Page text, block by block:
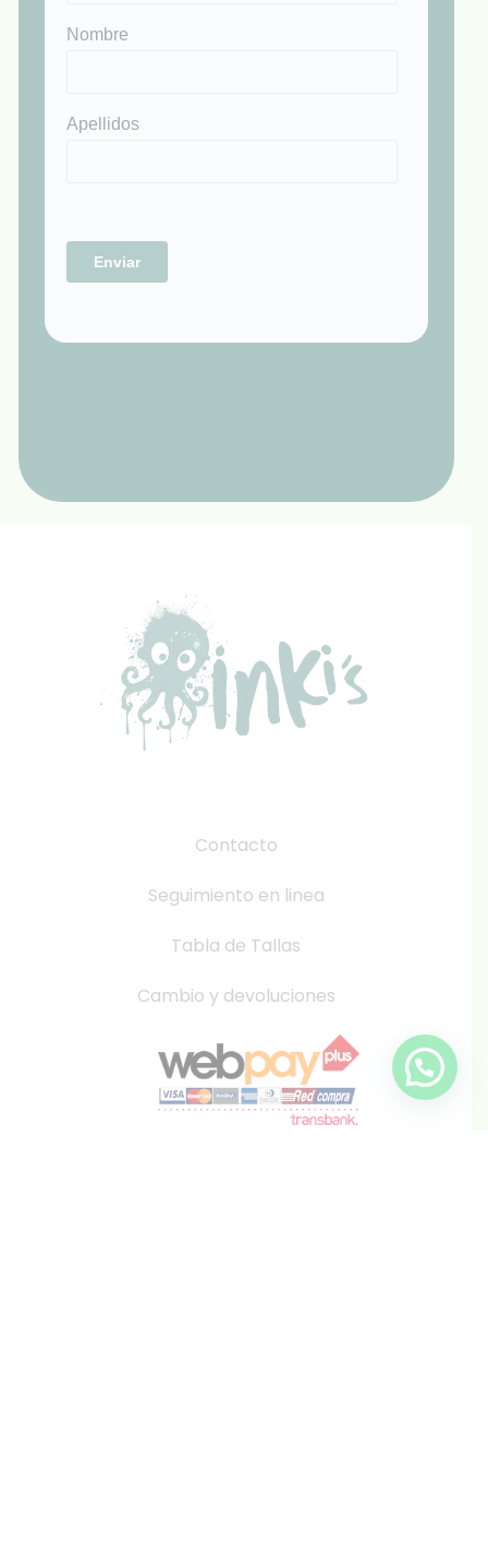
Contacto
Seguimiento en linea
Tabla de Tallas
Cambio y devoluciones